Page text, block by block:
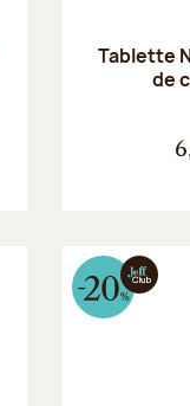
Tablette
de